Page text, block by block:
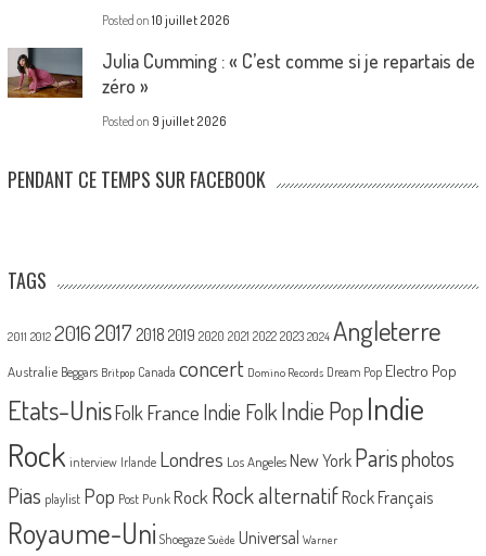
Posted on 10 juillet 2026
Julia Cumming : « C’est comme si je repartais de
zéro »
Posted on 9 juillet 2026
PENDANT CE TEMPS SUR FACEBOOK
TAGS
2011 2012 20162017 2018 2019 2020 2021 2022 2023 2024 Angleterre
Australie Beggars Britpop Canada concert Domino Records Dream Pop Electro Pop
Etats-UnisFolk France Indie Folk Indie PopIndie
Rock interview Irlande Londres Los Angeles New York Parisphotos
Pias playlist Pop Post Punk Rock Rock alternatif Rock Français
Royaume-Uni Shoegaze Suède Universal Warner